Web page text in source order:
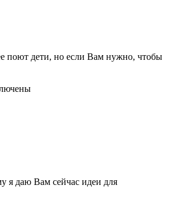
поют дети, но если Вам нужно, чтобы
я даю Вам сейчас идеи для